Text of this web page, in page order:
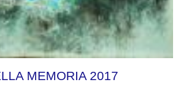
MEMORIA 2017